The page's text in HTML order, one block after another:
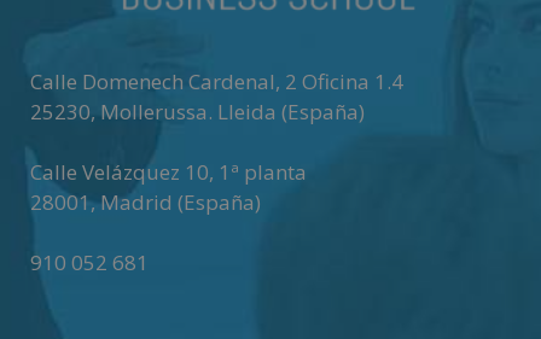
v
e
:
Calle Domenech Cardenal, 2 Oficina 1.4
25230, Mollerussa. Lleida (España)
Calle Velázquez 10, 1ª planta
28001,Madrid (España)
910 052 681